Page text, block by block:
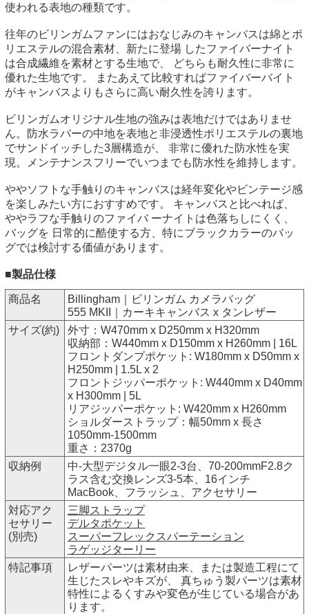
使われる表地の種類です。
往年のビリンガムファンにはおなじみのキャンバスは綿とポ
リエステルの混合素材、新たに登場 したファイバーナイト
は合成繊維を素材とする生地で、 どちらも耐久性に非常に
優れた生地です。 またあえて比較すればファイバーバイト
がキャンバスよりもさらに高い耐久性を誇ります。
ビリンガムオリジナル生地の強みは表地だけではありませ
ん。防水ラバーの中地を表地と非浸透性ポリエステルの裏地
でサンドイッチした3層構造が、 非常に優れた防水性を実
現。メンテナンスフリーでいつまでも防水性を維持します。
ややソフトな手触りのキャンバスは経年変化やビンテージ感
を楽しみたい方におすすめです。 キャンバスと比べれば、
ややラフな手触りのファイバ ーナイトは色落ちしにくく、
バッグを 日常的に酷使する方、特にブラックカラーのバッ
グでは検討する価値があります。
■製品仕様
商品名
Billingham｜ビリンガム カメラバッグ
555 MKII｜カーキキャンバス x タンレザー
サイズ(約)
外寸：W470mm x D250mm x H320mm
収納部：W440mm x D150mm x H260mm | 16L
フロントダンプポケット: W180mm x D50mm x
H250mm | 1.5L x 2
フロントジッパーポケット: W440mm x D40mm
x H300mm | 5L
リアジッパーポケット: W420mm x H260mm
ショルダーストラップ：幅50mm x 長さ
1050mm-1500mm
重さ：2370g
収納例
中-大型デジタル一眼2-3台、70-200mmF2.8ク
ラス含む交換レンズ3-5本、16インチ
MacBook、フラッシュ、アクセサリー
対応アク
セサリー
(別売)
三脚ストラップ
デルタポケット
スーパーフレックスパーテーション
ラゲッジターリー
特記事項
レザーパーツは素材由来、または製造工程にて
生じたスレやキズが、 真ちゅう製パーツは素材
特性によるくすみや変色が生じている場合があ
ります。